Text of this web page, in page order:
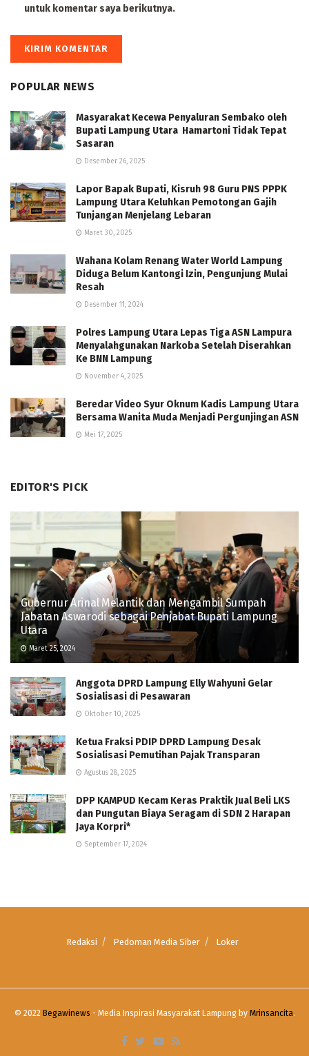
untuk komentar saya berikutnya.
POPULAR NEWS
Masyarakat Kecewa Penyaluran Sembako oleh
Bupati Lampung Utara Hamartoni Tidak Tepat
Sasaran
Desember 26, 2025
Lapor Bapak Bupati, Kisruh 98 Guru PNS PPPK
Lampung Utara Keluhkan Pemotongan Gajih
Tunjangan Menjelang Lebaran
Maret 30, 2025
Wahana Kolam Renang Water World Lampung
Diduga Belum Kantongi Izin, Pengunjung Mulai
Resah
Desember 11, 2024
Polres Lampung Utara Lepas Tiga ASN Lampura
Menyalahgunakan Narkoba Setelah Diserahkan
Ke BNN Lampung
November 4, 2025
Beredar Video Syur Oknum Kadis Lampung Utara
Bersama Wanita Muda Menjadi Pergunjingan ASN
Mei 17, 2025
EDITOR'S PICK
Gubernur Arinal Melantik dan Mengambil Sumpah
Jabatan Aswarodi sebagai Penjabat Bupati Lampung
Utara
Maret 25, 2024
Anggota DPRD Lampung Elly Wahyuni Gelar
Sosialisasi di Pesawaran
Oktober 10, 2025
Ketua Fraksi PDIP DPRD Lampung Desak
Sosialisasi Pemutihan Pajak Transparan
Agustus 28, 2025
DPP KAMPUD Kecam Keras Praktik Jual Beli LKS
dan Pungutan Biaya Seragam di SDN 2 Harapan
Jaya Korpri*
September 17, 2024
Redaksi Pedoman Media Siber Loker
© 2022 Begawinews - Media Inspirasi Masyarakat Lampung by Mrinsancita.